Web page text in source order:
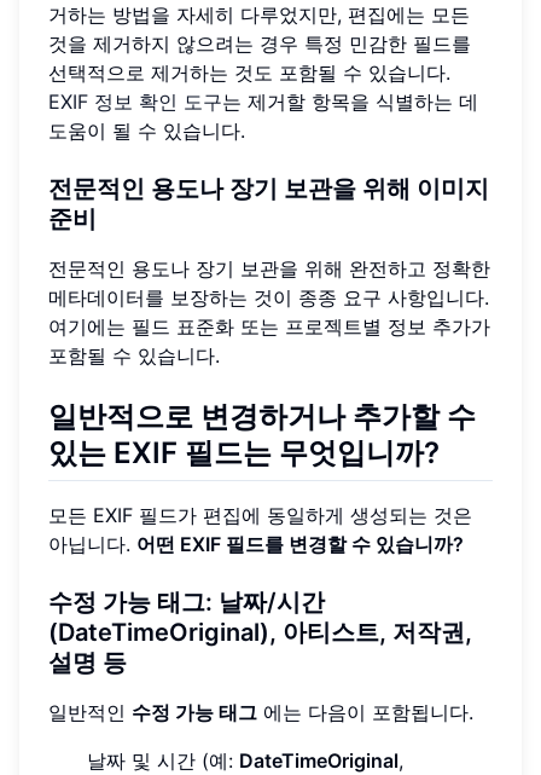
거하는 방법을 자세히 다루었지만, 편집에는 모든
것을 제거하지 않으려는 경우 특정 민감한 필드를
선택적으로 제거하는 것도 포함될 수 있습니다.
EXIF 정보 확인 도구는 제거할 항목을 식별하는 데
도움이 될 수 있습니다.
전문적인 용도나 장기 보관을 위해 이미지
준비
전문적인 용도나 장기 보관을 위해 완전하고 정확한
메타데이터를 보장하는 것이 종종 요구 사항입니다.
여기에는 필드 표준화 또는 프로젝트별 정보 추가가
포함될 수 있습니다.
일반적으로 변경하거나 추가할 수
있는 EXIF 필드는 무엇입니까?
모든 EXIF 필드가 편집에 동일하게 생성되는 것은
아닙니다. 어떤 EXIF 필드를 변경할 수 있습니까?
수정 가능 태그: 날짜/시간
(DateTimeOriginal), 아티스트, 저작권,
설명 등
일반적인 수정 가능 태그 에는 다음이 포함됩니다.
날짜 및 시간 (예: DateTimeOriginal,